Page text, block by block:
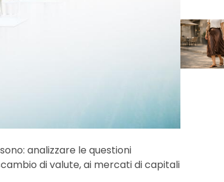
analizzare le questioni
di valute, ai mercati di capitali